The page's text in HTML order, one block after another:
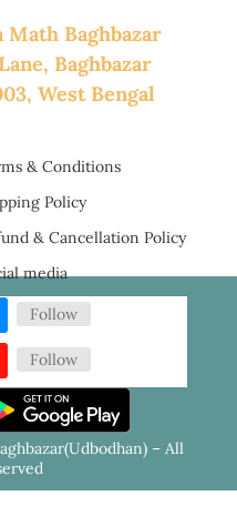
Math Baghbazar
Baghbazar
West Bengal
& Conditions
Policy
& Cancellation Policy
media
Follow
Follow
– All